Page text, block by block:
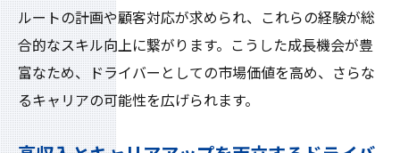
ルートの計画や顧客対応が求められ、これらの経験が総
合的なスキル向上に繋がります。こうした成長機会が豊
富なため、ドライバーとしての市場価値を高め、さらな
るキャリアの可能性を広げられます。